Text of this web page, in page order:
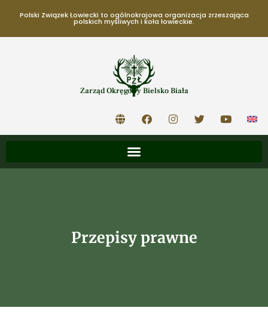
Polski Związek Łowiecki to ogólnokrajowa organizacja zrzeszająca
polskich myśliwych i koła łowieckie.
Zarząd Okręgowy Bielsko Biała
Przepisy prawne